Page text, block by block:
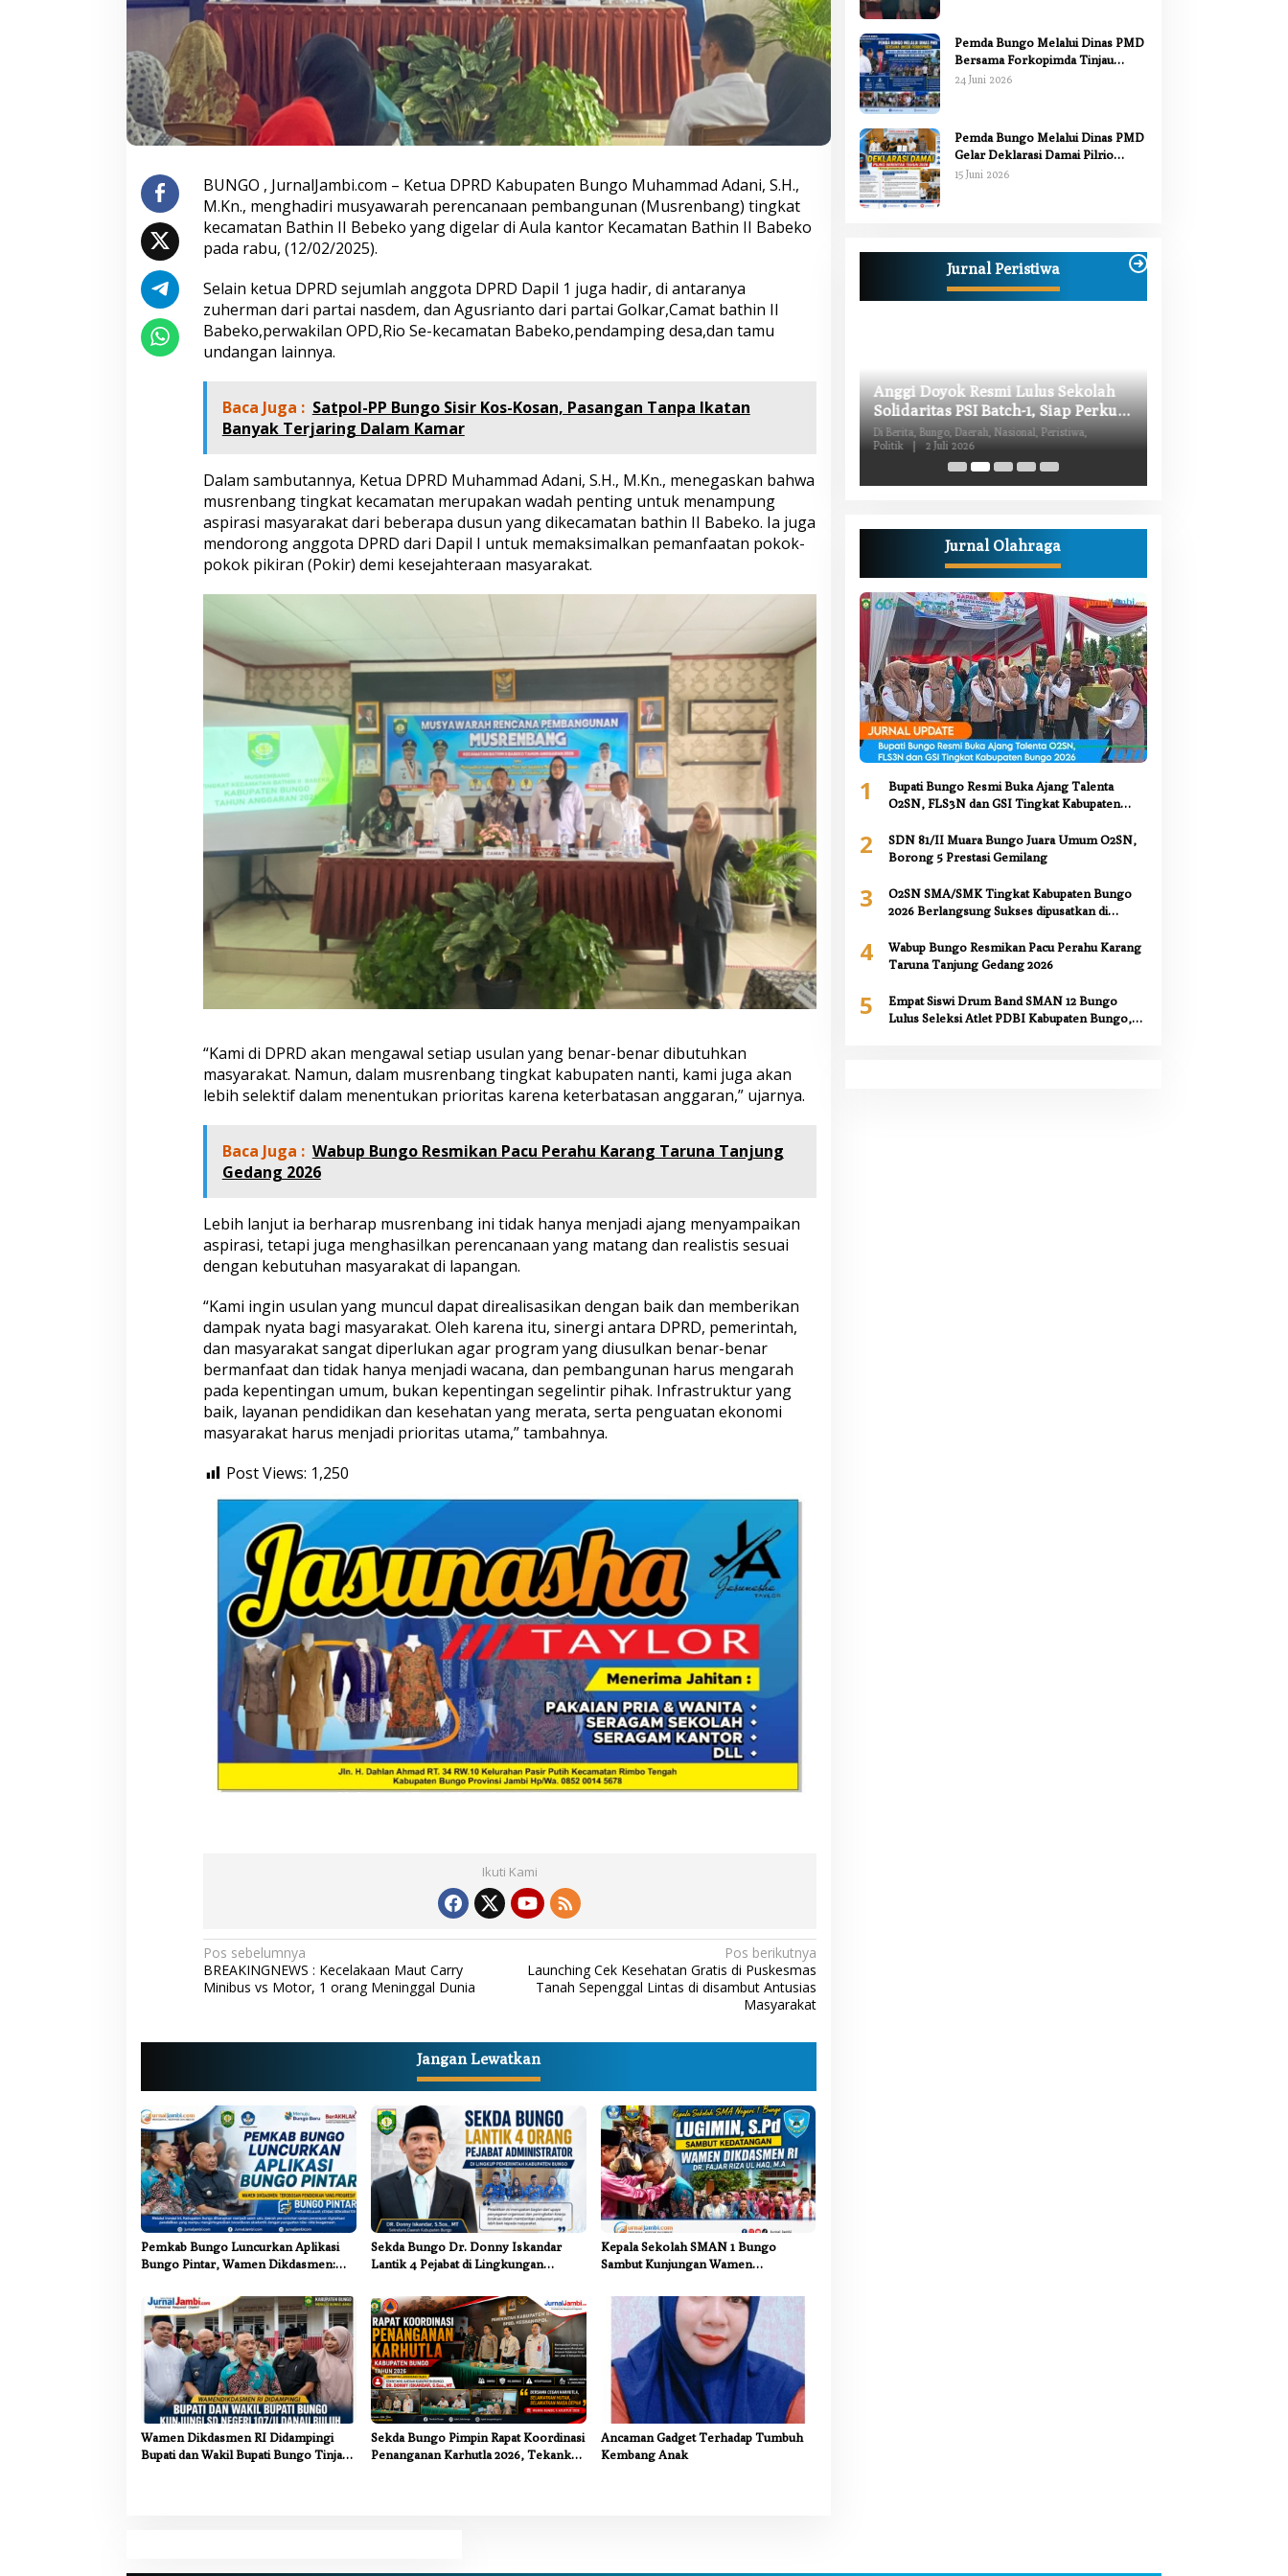
g
u
n
a
B
r
e
n
t
a
s
K
e
e
n
n
g
U
m
u
m
s
a
t
s
r
e
n
d
i
n
k
a
t
c
m
t
a
n
B
h
i
n
a
b
k
o
BUNGO , JurnalJambi.com – Ketua DPRD Kabupaten Bungo Muhammad Adani, S.H.,
M.Kn., menghadiri musyawarah perencanaan pembangunan (Musrenbang) tingkat
kecamatan Bathin II Bebeko yang digelar di Aula kantor Kecamatan Bathin II Babeko
pada rabu, (12/02/2025).
Selain ketua DPRD sejumlah anggota DPRD Dapil 1 juga hadir, di antaranya
zuherman dari partai nasdem, dan Agusrianto dari partai Golkar,Camat bathin II
Babeko,perwakilan OPD,Rio Se-kecamatan Babeko,pendamping desa,dan tamu
undangan lainnya.
Baca Juga : Satpol-PP Bungo Sisir Kos-Kosan, Pasangan Tanpa Ikatan
Banyak Terjaring Dalam Kamar
Dalam sambutannya, Ketua DPRD Muhammad Adani, S.H., M.Kn., menegaskan bahwa
musrenbang tingkat kecamatan merupakan wadah penting untuk menampung
aspirasi masyarakat dari beberapa dusun yang dikecamatan bathin II Babeko. Ia juga
mendorong anggota DPRD dari Dapil I untuk memaksimalkan pemanfaatan pokok-
pokok pikiran (Pokir) demi kesejahteraan masyarakat.
“Kami di DPRD akan mengawal setiap usulan yang benar-benar dibutuhkan
masyarakat. Namun, dalam musrenbang tingkat kabupaten nanti, kami juga akan
lebih selektif dalam menentukan prioritas karena keterbatasan anggaran,” ujarnya.
Baca Juga : Wabup Bungo Resmikan Pacu Perahu Karang Taruna Tanjung
Gedang 2026
Lebih lanjut ia berharap musrenbang ini tidak hanya menjadi ajang menyampaikan
aspirasi, tetapi juga menghasilkan perencanaan yang matang dan realistis sesuai
dengan kebutuhan masyarakat di lapangan.
“Kami ingin usulan yang muncul dapat direalisasikan dengan baik dan memberikan
dampak nyata bagi masyarakat. Oleh karena itu, sinergi antara DPRD, pemerintah,
dan masyarakat sangat diperlukan agar program yang diusulkan benar-benar
bermanfaat dan tidak hanya menjadi wacana, dan pembangunan harus mengarah
pada kepentingan umum, bukan kepentingan segelintir pihak. Infrastruktur yang
baik, layanan pendidikan dan kesehatan yang merata, serta penguatan ekonomi
masyarakat harus menjadi prioritas utama,” tambahnya.
Post Views: 1,250
Ikuti Kami
N
a
i
a
s
i
p
o
s
Pos sebelumnya
BREAKINGNEWS : Kecelakaan Maut Carry
Minibus vs Motor, 1 orang Meninggal Dunia
Pos berikutnya
Launching Cek Kesehatan Gratis di Puskesmas
Tanah Sepenggal Lintas di disambut Antusias
Masyarakat
Jangan Lewatkan
Pemkab Bungo Luncurkan Aplikasi
Bungo Pintar, Wamen Dikdasmen:
Progresif
Sekda Bungo Dr. Donny Iskandar
Lantik 4 Pejabat di Lingkungan
Kepala Sekolah SMAN 1 Bungo
Sambut Kunjungan Wamen
untuk Anak Putus Sekolah
Wamen Dikdasmen RI Didampingi
Bupati dan Wakil Bupati Bungo Tinjau
Sekda Bungo Pimpin Rapat Koordinasi
Penanganan Karhutla 2026, Tekankan
Ancaman Gadget Terhadap Tumbuh
Kembang Anak
Pemda Bungo Melalui Dinas PMD
Bersama Forkopimda Tinjau
Pelaksanaan Pilrio Serentak 2026
24 Juni 2026
Pemda Bungo Melalui Dinas PMD
Gelar Deklarasi Damai Pilrio
Serentak Tahun 2026
15 Juni 2026
Jurnal Peristiwa
Pengukuhan dan Simulasi SOP
Anggi Doyok Resmi Lulus Sekolah
Solidaritas PSI Batch-1, Siap Perkuat
Kiprah Politik dari Daerah
Di Berita, Bungo, Daerah, Nasional, Peristiwa,
Politik
2 Juli 2026
Jurnal Olahraga
1
Bupati Bungo Resmi Buka Ajang Talenta
O2SN, FLS3N dan GSI Tingkat Kabupaten
2
SDN 81/II Muara Bungo Juara Umum O2SN,
Borong 5 Prestasi Gemilang
3
O2SN SMA/SMK Tingkat Kabupaten Bungo
2026 Berlangsung Sukses dipusatkan di
4
Wabup Bungo Resmikan Pacu Perahu Karang
Taruna Tanjung Gedang 2026
5
Empat Siswi Drum Band SMAN 12 Bungo
Lulus Seleksi Atlet PDBI Kabupaten Bungo,